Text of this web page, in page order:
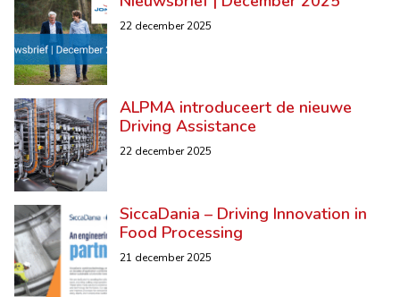
22 december 2025
ALPMA introduceert de nieuwe
Driving Assistance
22 december 2025
SiccaDania – Driving Innovation in
Food Processing
21 december 2025